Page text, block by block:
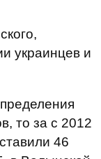
украинцев и
то за с 2012
46